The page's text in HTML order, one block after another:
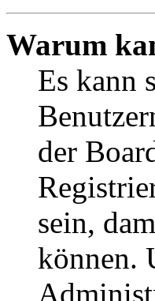
Warum
Es kann
der
sein,
können.